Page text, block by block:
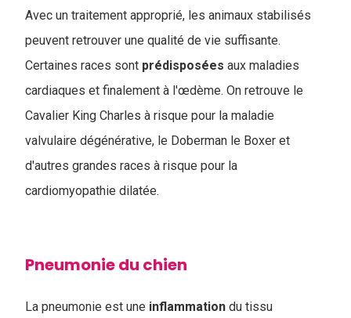
Avec un traitement approprié, les animaux stabilisés
peuvent retrouver une qualité de vie suffisante.
Certaines races sont prédisposées aux maladies
cardiaques et finalement à l'œdème. On retrouve le
Cavalier King Charles à risque pour la maladie
valvulaire dégénérative, le Doberman le Boxer et
d'autres grandes races à risque pour la
cardiomyopathie dilatée.
Pneumonie du chien
La pneumonie est une inflammation du tissu